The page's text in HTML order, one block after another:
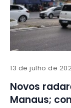
13 de julho de
Novos
Manaus;